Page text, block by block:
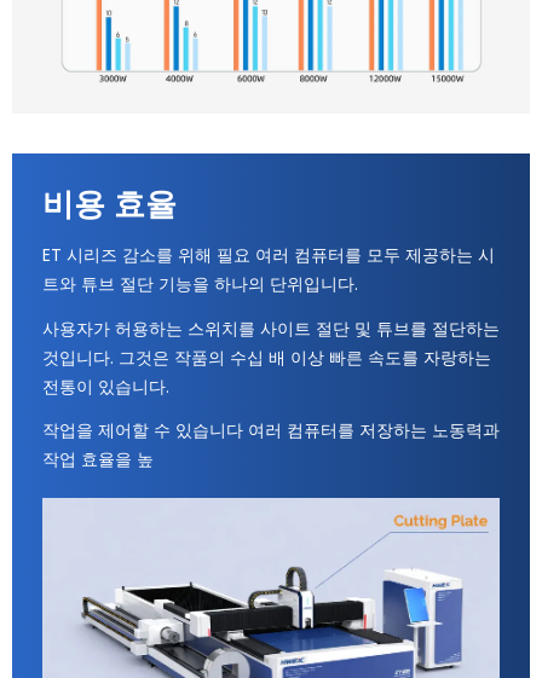
비용 효율
ET 시리즈 감소를 위해 필요 여러 컴퓨터를 모두 제공하는 시
트와 튜브 절단 기능을 하나의 단위입니다.
사용자가 허용하는 스위치를 사이트 절단 및 튜브를 절단하는
것입니다. 그것은 작품의 수십 배 이상 빠른 속도를 자랑하는
전통이 있습니다.
작업을 제어할 수 있습니다 여러 컴퓨터를 저장하는 노동력과
작업 효율을 높